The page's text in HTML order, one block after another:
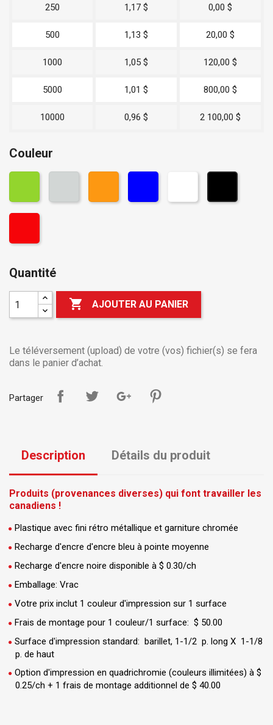
250 1,17 $ 0,00 $
500 1,13 $ 20,00 $
1000 1,05 $ 120,00 $
5000 1,01 $ 800,00 $
10000 0,96 $ 2 100,00 $
Couleur
Quantité
 AJOUTER AU PANIER
Le téléversement (upload) de votre (vos) fichier(s) se fera
dans le panier d’achat.
Partager
Description Détails du produit
Produits (provenances diverses) qui font travailler les
canadiens !
Plastique avec fini rétro métallique et garniture chromée
Recharge d'encre d'encre bleu à pointe moyenne
Recharge d'encre noire disponible à $ 0.30/ch
Emballage: Vrac
Votre prix inclut 1 couleur d'impression sur 1 surface
Frais de montage pour 1 couleur/1 surface: $ 50.00
Surface d'impression standard: barillet, 1-1/2 p. long X 1-1/8
p. de haut
Option d'impression en quadrichromie (couleurs illimitées) à $
0.25/ch + 1 frais de montage additionnel de $ 40.00